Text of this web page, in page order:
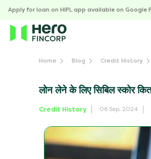
Home Blog Credit History
लोन लेने के लिए सिबिल स्कोर
Credit History 06 Sep, 2024
Apply for loan on HIPL app available on Google